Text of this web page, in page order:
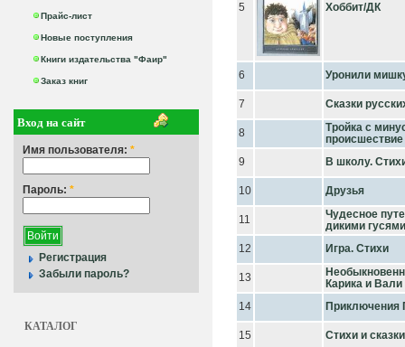
Прайс-лист
Новые поступления
Книги издательства "Фаир"
Заказ книг
Вход на сайт
Имя пользователя: *
Пароль: *
Регистрация
Забыли пароль?
КАТАЛОГ
5 Хоббит/ДК
6 Уронили
7 Сказки
8
Тройка с
9
В школу.
10 Друзья
11
Чудесное
дикими гусями
12
Игра. Стихи
13
Карика и Вали
14
Приключения
15 Стихи и сказки